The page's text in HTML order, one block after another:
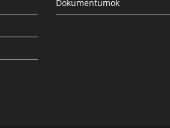
Dokumentumok